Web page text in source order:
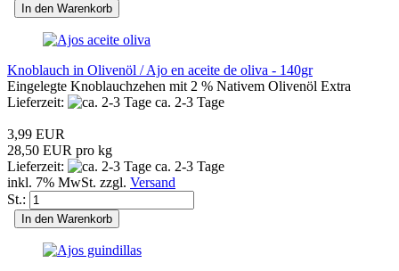
In den Warenkorb
Knoblauch in Olivenöl / Ajo en aceite de oliva - 140gr
Eingelegte Knoblauchzehen mit 2 % Nativem Olivenöl Extra
Lieferzeit:
ca. 2-3 Tage
3,99 EUR
28,50 EUR pro kg
Lieferzeit:
ca. 2-3 Tage
inkl. 7% MwSt. zzgl. Versand
St.:
In den Warenkorb